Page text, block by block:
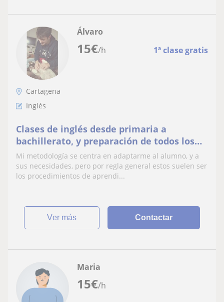
15€/h 1ª clase gratis
Álvaro
Cartagena
Inglés
Clases de inglés desde primaria a
bachillerato, y preparación de todos los
niveles de certificación de inglés
(A1,A2,B1,B2,C1)
Mi metodología se centra en adaptarme al alumno, y a
sus necesidades, pero por regla general estos suelen ser
los procedimientos de aprendi...
ver más Contactar
15€/h
Maria